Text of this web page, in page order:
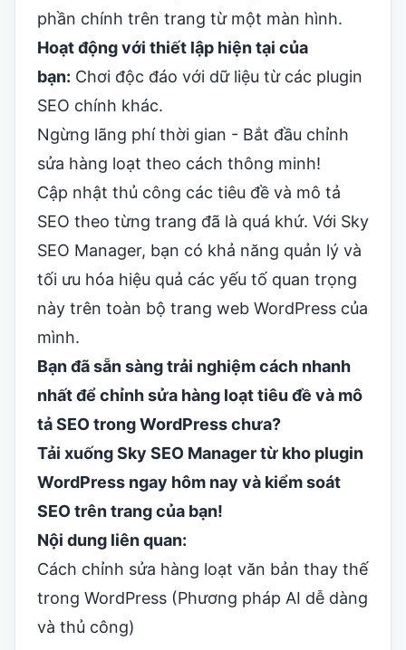
phần chính trên trang từ một màn hình.
Hoạt động với thiết lập hiện tại của
bạn: Chơi độc đáo với dữ liệu từ các plugin
SEO chính khác.
Ngừng lãng phí thời gian - Bắt đầu chỉnh
sửa hàng loạt theo cách thông minh!
Cập nhật thủ công các tiêu đề và mô tả
SEO theo từng trang đã là quá khứ. Với Sky
SEO Manager, bạn có khả năng quản lý và
tối ưu hóa hiệu quả các yếu tố quan trọng
này trên toàn bộ trang web WordPress của
mình.
Bạn đã sẵn sàng trải nghiệm cách nhanh
nhất để chỉnh sửa hàng loạt tiêu đề và mô
tả SEO trong WordPress chưa?
Tải xuống Sky SEO Manager từ kho plugin
WordPress ngay hôm nay và kiểm soát
SEO trên trang của bạn!
Nội dung liên quan:
Cách chỉnh sửa hàng loạt văn bản thay thế
trong WordPress (Phương pháp AI dễ dàng
và thủ công)